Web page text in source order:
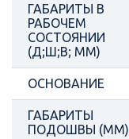
ГАБАРИТЫ В
РАБОЧЕМ
СОСТОЯНИИ
(Д;Ш;В; ММ)
ОСНОВАНИЕ
ГАБАРИТЫ
ПОДОШВЫ (ММ)